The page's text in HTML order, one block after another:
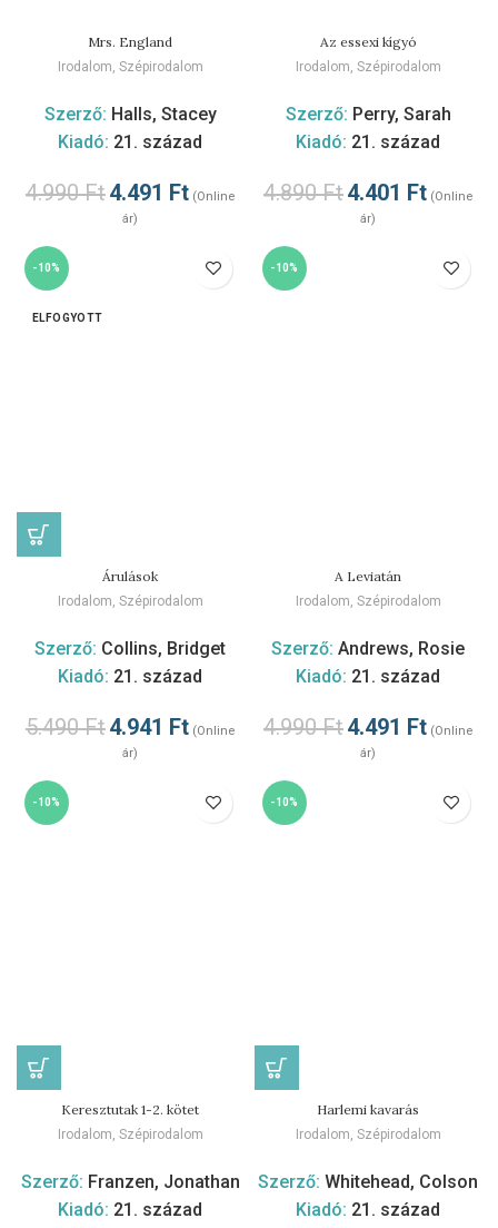
Mrs. England
Irodalom, Szépirodalom
Szerző: Halls, Stacey
Kiadó: 21. század
4.990Ft4.491 Ft (Online
ár)
Az essexi kígyó
Irodalom, Szépirodalom
Szerző: Perry, Sarah
Kiadó: 21. század
4.890Ft4.401 Ft (Online
ár)
-10%
ELFOGYOTT
Árulások
Irodalom Szépirodalom
Szerző: Collins, Bridget
Kiadó: 21. század
5.490Ft4.941 Ft (Online
ár)
-10%
A Leviatán
Irodalom Szépirodalom
Szerző: Andrews, Rosie
Kiadó: 21. század
4.990Ft4.491 Ft (Online
ár)
-10%
Keresztutak 1-2. kötet
Irodalom, Szépirodalom
Szerző: Franzen, Jonathan
Kiadó: 21. század
-10%
Harlemi kavarás
Irodalom, Szépirodalom
Szerző: Whitehead, Colson
Kiadó: 21. század